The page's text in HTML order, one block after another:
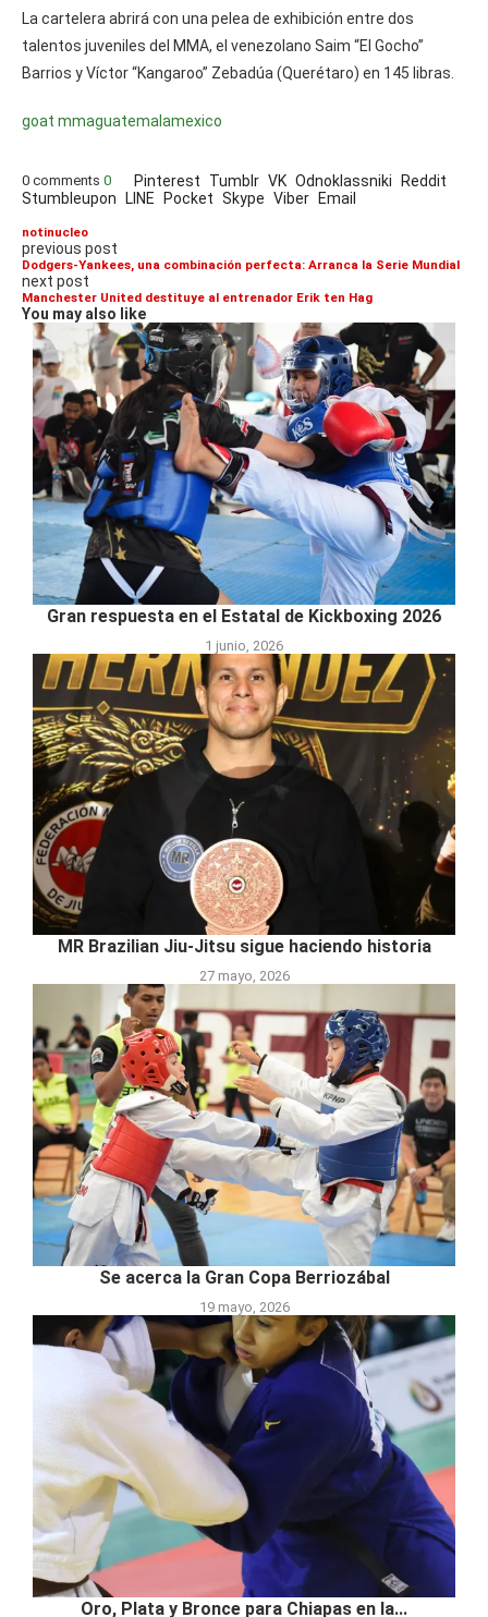
La cartelera abrirá con una pelea de exhibición entre dos
talentos juveniles del MMA, el venezolano Saim “El Gocho”
Barrios y Víctor “Kangaroo” Zebadúa (Querétaro) en 145 libras.
goat mmaguatemalamexico
0 comments 0 Pinterest Tumblr VK Odnoklassniki
Reddit
Stumbleupon
LINE Pocket Skype Viber Email
notinucleo
previous post
Dodgers-Yankees, una combinación perfecta: Arranca la Serie Mundial
next post
Manchester United destituye al entrenador Erik ten Hag
You may also like
Gran respuesta en el Estatal de Kickboxing 2026
1 junio, 2026
MR Brazilian Jiu-Jitsu sigue haciendo historia
27 mayo, 2026
Se acerca la Gran Copa Berriozábal
19 mayo, 2026
Oro, Plata y Bronce para Chiapas en la...